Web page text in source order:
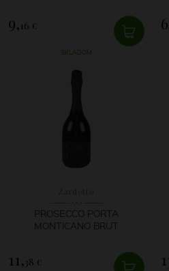
9, 16 €
SKLADOM
PROSECCO PORTA
MONTICANO BRUT
11, 38 €